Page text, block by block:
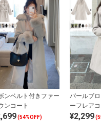
ンベルト付きファー
ンコート
(54%OFF)
パールブ
ーフレアコ
¥2,299